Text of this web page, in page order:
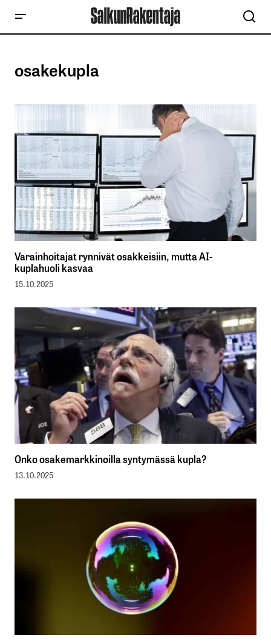
osakekupla
Varainhoitajat rynnivät osakkeisiin, mutta AI-
kuplahuoli kasvaa
15.10.2025
Onko osakemarkkinoilla syntymässä kupla?
13.10.2025